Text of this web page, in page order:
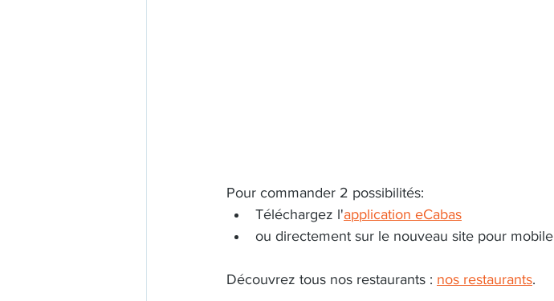
Pour commander 2 possibilités:
Téléchargez l'application eCabas
ou directement sur le nouveau site pour mobile
Découvrez tous nos restaurants : nos restaurants.